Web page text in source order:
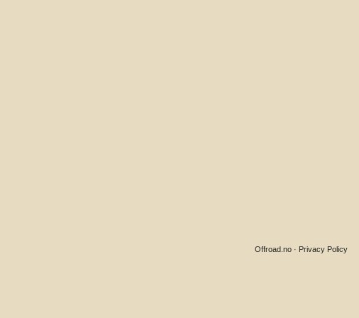
Privacy Policy
Offroad.no ·